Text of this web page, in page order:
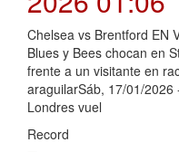
Chelsea vs Brentford EN
Blues y Bees chocan en
frente a un visitante en
araguilarSáb, 17/01/
Londres vuel
Record